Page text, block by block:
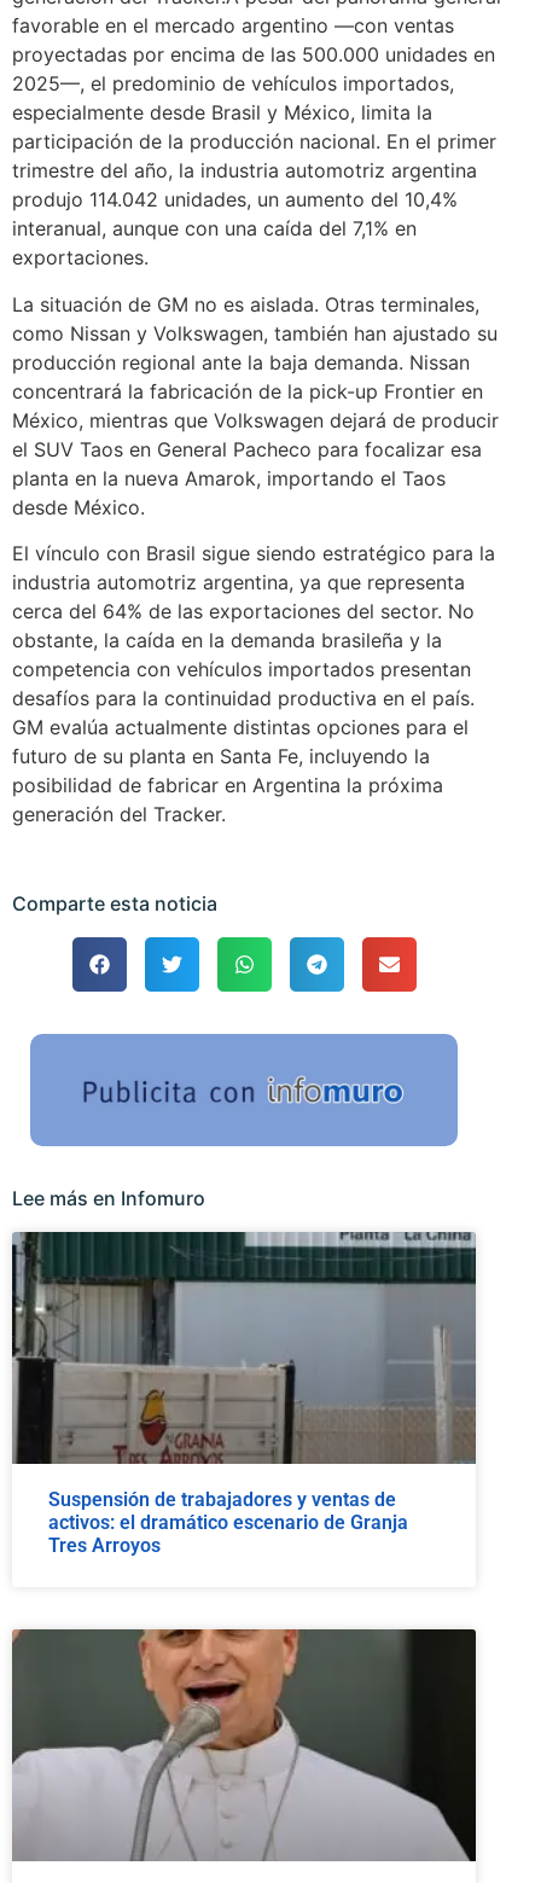
favorable en el mercado argentino —con ventas
proyectadas por encima de las 500.000 unidades en
2025—, el predominio de vehículos importados,
especialmente desde Brasil y México, limita la
participación de la producción nacional. En el primer
trimestre del año, la industria automotriz argentina
produjo 114.042 unidades, un aumento del 10,4%
interanual, aunque con una caída del 7,1% en
exportaciones.
La situación de GM no es aislada. Otras terminales,
como Nissan y Volkswagen, también han ajustado su
producción regional ante la baja demanda. Nissan
concentrará la fabricación de la pick-up Frontier en
México, mientras que Volkswagen dejará de producir
el SUV Taos en General Pacheco para focalizar esa
planta en la nueva Amarok, importando el Taos
desde México.
El vínculo con Brasil sigue siendo estratégico para la
industria automotriz argentina, ya que representa
cerca del 64% de las exportaciones del sector. No
obstante, la caída en la demanda brasileña y la
competencia con vehículos importados presentan
desafíos para la continuidad productiva en el país.
GM evalúa actualmente distintas opciones para el
futuro de su planta en Santa Fe, incluyendo la
posibilidad de fabricar en Argentina la próxima
generación del Tracker.
Comparte esta noticia
Lee más en Infomuro
Suspensión de trabajadores y ventas de
activos: el dramático escenario de Granja
Tres Arroyos